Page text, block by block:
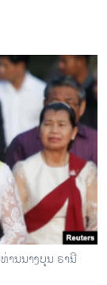
ານນາງບຸນ ຣານີ